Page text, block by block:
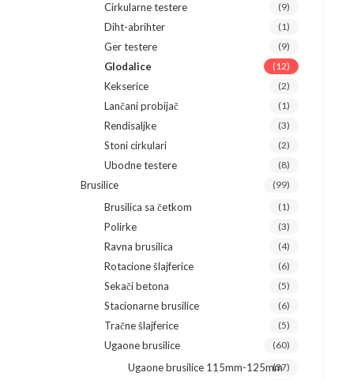
Cirkularne testere (9)
Diht-abrihter (1)
Ger testere (9)
Glodalice (12)
Kekserice (2)
Lančani probijač (1)
Rendisaljke (3)
Stoni cirkulari (2)
Ubodne testere (8)
Brusilice (99)
Brusilica sa četkom (1)
Polirke (3)
Ravna brusilica (4)
Rotacione šlajferice (6)
Sekači betona (5)
Stacionarne brusilice (6)
Tračne šlajferice (5)
Ugaone brusilice (60)
Ugaone brusilice 115mm-125mm
(37)